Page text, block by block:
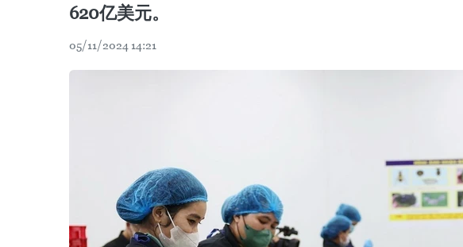
620亿美元。
05/11/2024 14:21